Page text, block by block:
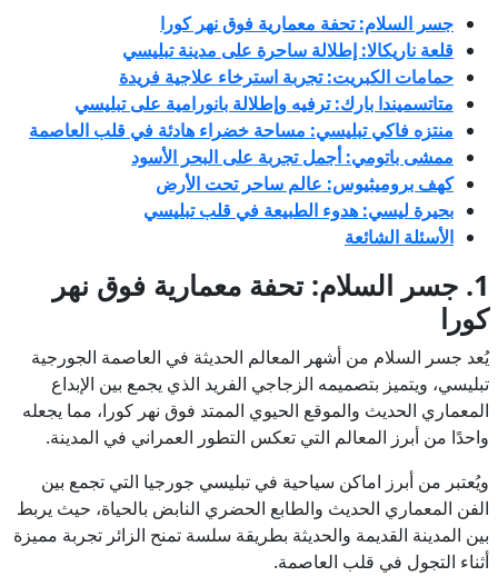
جسر السلام: تحفة معمارية فوق نهر كورا
قلعة ناريكالا: إطلالة ساحرة على مدينة تبليسي
حمامات الكبريت: تجربة استرخاء علاجية فريدة
متاتسميندا بارك: ترفيه وإطلالة بانورامية على تبليسي
منتزه فاكي تبليسي: مساحة خضراء هادئة في قلب العاصمة
ممشى باتومي: أجمل تجربة على البحر الأسود
كهف بروميثيوس: عالم ساحر تحت الأرض
بحيرة ليسي: هدوء الطبيعة في قلب تبليسي
الأسئلة الشائعة
1. جسر السلام: تحفة معمارية فوق نهر
كورا
يُعد جسر السلام من أشهر المعالم الحديثة في العاصمة الجورجية
تبليسي، ويتميز بتصميمه الزجاجي الفريد الذي يجمع بين الإبداع
المعماري الحديث والموقع الحيوي الممتد فوق نهر كورا، مما يجعله
واحدًا من أبرز المعالم التي تعكس التطور العمراني في المدينة.
ويُعتبر من أبرز اماكن سياحية في تبليسي جورجيا التي تجمع بين
الفن المعماري الحديث والطابع الحضري النابض بالحياة، حيث يربط
بين المدينة القديمة والحديثة بطريقة سلسة تمنح الزائر تجربة مميزة
أثناء التجول في قلب العاصمة.